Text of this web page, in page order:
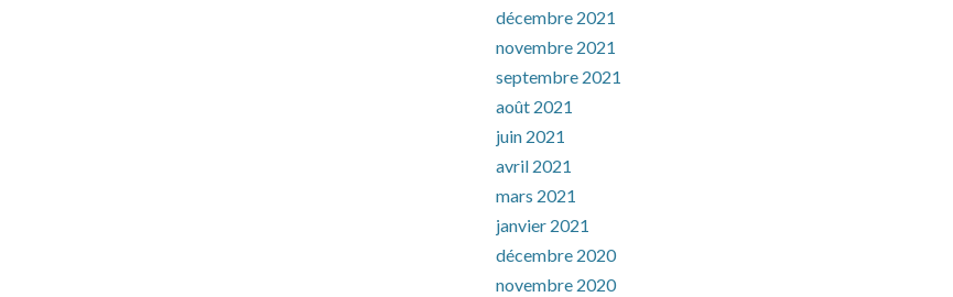
décembre 2021
novembre 2021
septembre 2021
août 2021
juin 2021
avril 2021
mars 2021
janvier 2021
décembre 2020
novembre 2020